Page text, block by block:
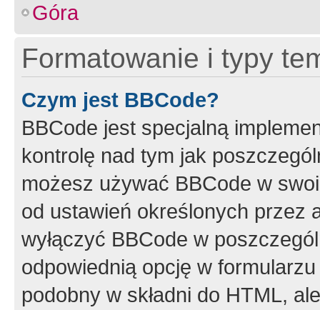
Góra
Formatowanie i typy
Czym jest BBCode?
BBCode jest specjalną
kontrolę nad tym jak
możesz używać BBCode w
od ustawień określonych przez
wyłączyć BBCode w
odpowiednią opcję w
podobny w składni do HTML,